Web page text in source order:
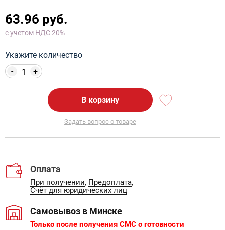
63.96 руб.
с учетом НДС 20%
Укажите количество
+
-
В корзину
Задать вопрос о товаре
Оплата
При получении, Предоплата,
Счёт для юридических лиц
Самовывоз в Минске
Только после получения СМС о готовности